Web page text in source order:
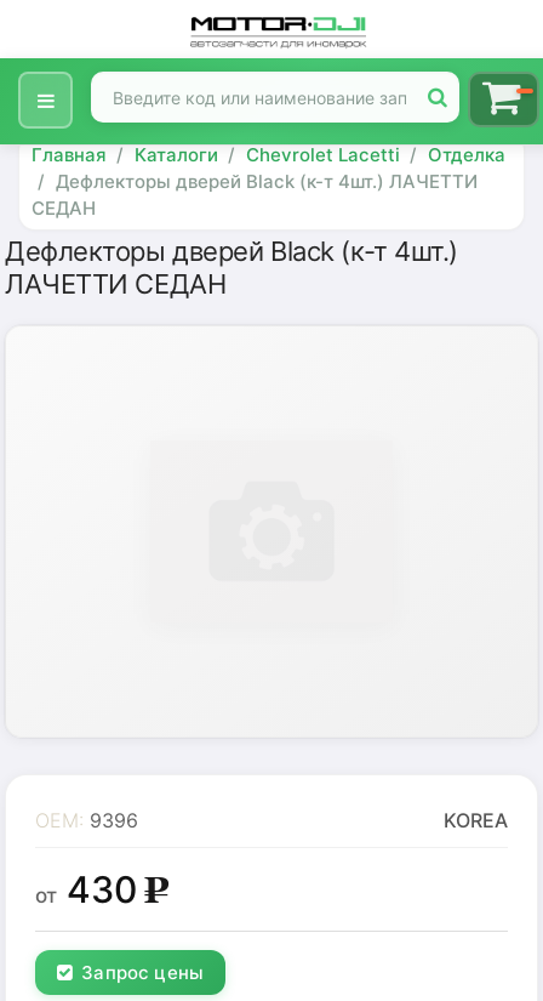
Главная Каталоги Chevrolet Lacetti
Отделка
Дефлекторы дверей Black (к-т 4шт.) ЛАЧЕТТИ
СЕДАН
Дефлекторы дверей Black (к-т 4шт.)
ЛАЧЕТТИ СЕДАН
OEM: 9396 KOREA
от 430g
Запрос цены